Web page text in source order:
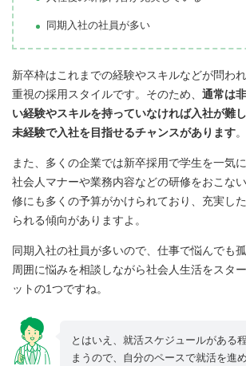
同期入社の社員が多い
新卒枠はこれまでの経験やスキルなどが問わ
重視の採用スタイルです。そのため、 通常は
い経験やスキルを持っていなければ入社が難
未経験で入社を目指せるチャンスがあります。
また、多くの企業では新卒採用で学生を一気
社会人マナーや業務内容などの研修をおこな
修にも多くの予算がかけられており、充実し
られる傾向がありますよ。
同期入社の社員が多いので、仕事で悩んでも
周囲に悩みを相談しながら社会人生活をスタ
ットの1つですね。
とはいえ、就活スケジュールがある
まうので、自分のペースで就活を進